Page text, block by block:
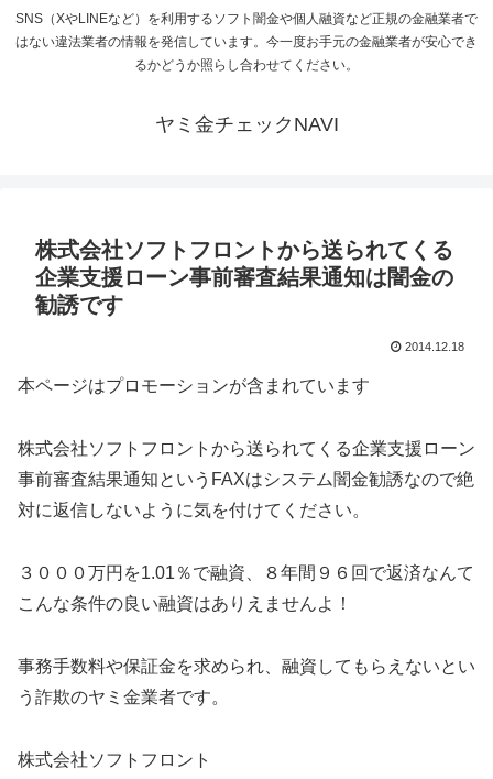
SNS（XやLINEなど）を利用するソフト闇金や個人融資など正規の金融業者で
はない違法業者の情報を発信しています。今一度お手元の金融業者が安心でき
るかどうか照らし合わせてください。
ヤミ金チェックNAVI
株式会社ソフトフロントから送られてくる
企業支援ローン事前審査結果通知は闇金の
勧誘です
2014.12.18
本ページはプロモーションが含まれています
株式会社ソフトフロントから送られてくる企業支援ローン
事前審査結果通知というFAXはシステム闇金勧誘なので絶
対に返信しないように気を付けてください。
３０００万円を1.01％で融資、８年間９６回で返済なんて
こんな条件の良い融資はありえませんよ！
事務手数料や保証金を求められ、融資してもらえないとい
う詐欺のヤミ金業者です。
株式会社ソフトフロント